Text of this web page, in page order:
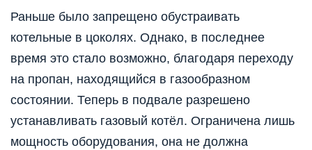
Раньше было запрещено обустраивать
котельные в цоколях. Однако, в последнее
время это стало возможно, благодаря переходу
на пропан, находящийся в газообразном
состоянии. Теперь в подвале разрешено
устанавливать газовый котёл. Ограничена лишь
мощность оборудования, она не должна